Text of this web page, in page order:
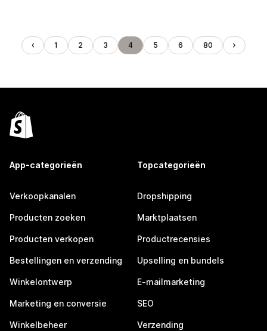
1 2 3 4 5 6 80
App-categorieën
Verkoopkanalen
Producten zoeken
Producten verkopen
Bestellingen en verzending
Winkelontwerp
Marketing en conversie
Winkelbeheer
Topcategorieën
Dropshipping
Marktplaatsen
Productrecensies
Upselling en bundels
E-mailmarketing
SEO
Verzending